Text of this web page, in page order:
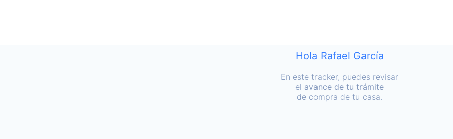
Hola Rafael García
En este tracker, puedes revisar
el avance de tu trámite
de compra de tu casa.